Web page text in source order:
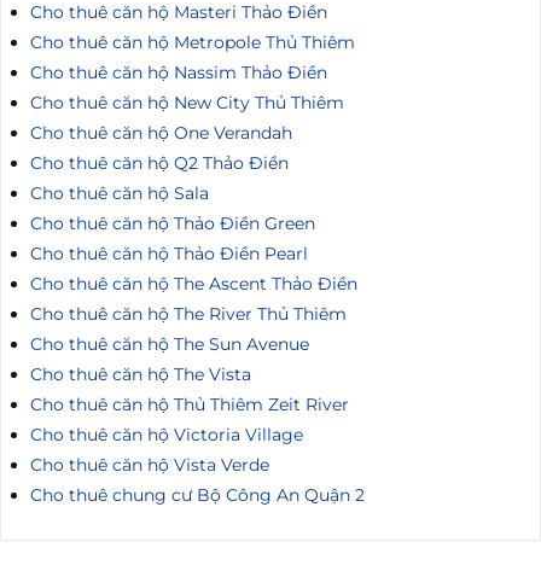
Cho thuê căn hộ Masteri Thảo Điền
Cho thuê căn hộ Metropole Thủ Thiêm
Cho thuê căn hộ Nassim Thảo Điền
Cho thuê căn hộ New City Thủ Thiêm
Cho thuê căn hộ One Verandah
Cho thuê căn hộ Q2 Thảo Điền
Cho thuê căn hộ Sala
Cho thuê căn hộ Thảo Điền Green
Cho thuê căn hộ Thảo Điền Pearl
Cho thuê căn hộ The Ascent Thảo Điền
Cho thuê căn hộ The River Thủ Thiêm
Cho thuê căn hộ The Sun Avenue
Cho thuê căn hộ The Vista
Cho thuê căn hộ Thủ Thiêm Zeit River
Cho thuê căn hộ Victoria Village
Cho thuê căn hộ Vista Verde
Cho thuê chung cư Bộ Công An Quận 2